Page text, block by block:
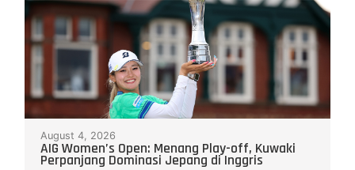
August 4, 2026
AIG Women’s Open: Menang Play-off, Kuwaki
Perpanjang Dominasi Jepang di Inggris